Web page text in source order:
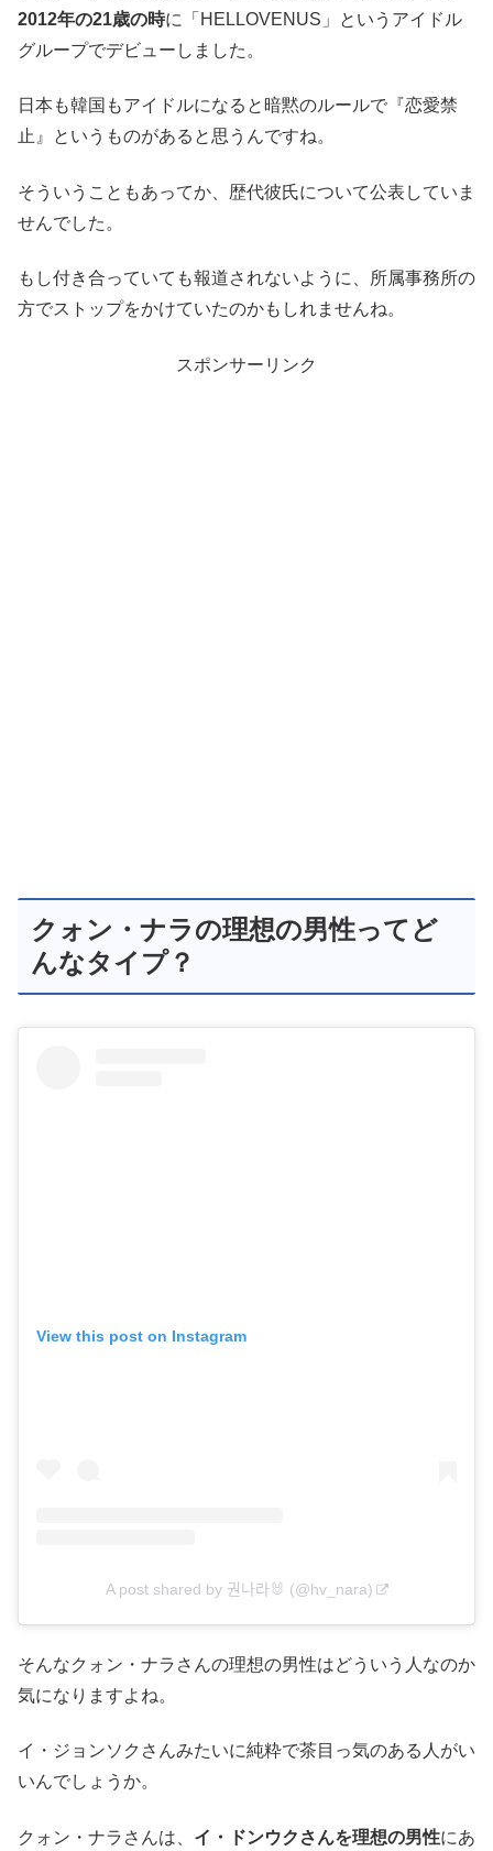
2012年の21歳の時に「HELLOVENUS」というアイドル
グループでデビューしました。
日本も韓国もアイドルになると暗黙のルールで『恋愛禁
止』というものがあると思うんですね。
そういうこともあってか、歴代彼氏について公表していま
せんでした。
もし付き合っていても報道されないように、所属事務所の
方でストップをかけていたのかもしれませんね。
スポンサーリンク
クォン・ナラの理想の男性ってど
んなタイプ？
View this post on Instagram
A post shared by 권나라🐰 (@hv_nara)
そんなクォン・ナラさんの理想の男性はどういう人なのか
気になりますよね。
イ・ジョンソクさんみたいに純粋で茶目っ気のある人がい
いんでしょうか。
クォン・ナラさんは、 イ・ドンウクさんを理想の男性にあ